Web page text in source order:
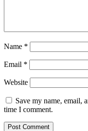
Name *
Email *
Website
Save my name, email,
time I comment.